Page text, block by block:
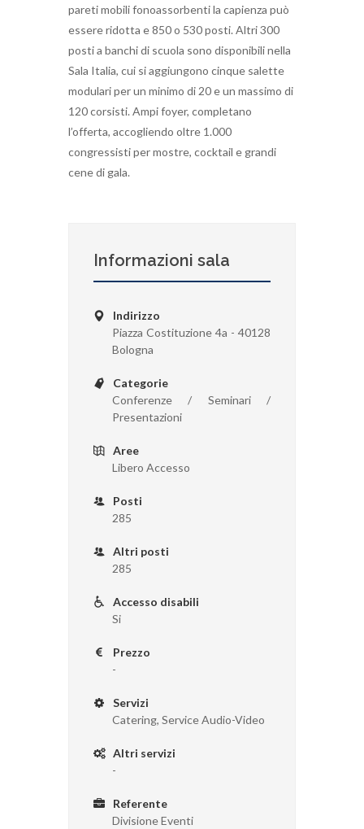
pareti mobili fonoassorbenti la capienza può
essere ridotta e 850 o 530 posti. Altri 300
posti a banchi di scuola sono disponibili nella
Sala Italia, cui si aggiungono cinque salette
modulari per un minimo di 20 e un massimo di
120 corsisti. Ampi foyer, completano
l’offerta, accogliendo oltre 1.000
congressisti per mostre, cocktail e grandi
cene di gala.
Informazioni sala
Indirizzo
Piazza Costituzione 4a - 40128
Bologna
Categorie
Conferenze / Seminari /
Presentazioni
Aree
Libero Accesso
Posti
285
Altri posti
285
Accesso disabili
Si
Prezzo
-
Servizi
Catering, Service Audio-Video
Altri servizi
-
Referente
Divisione Eventi